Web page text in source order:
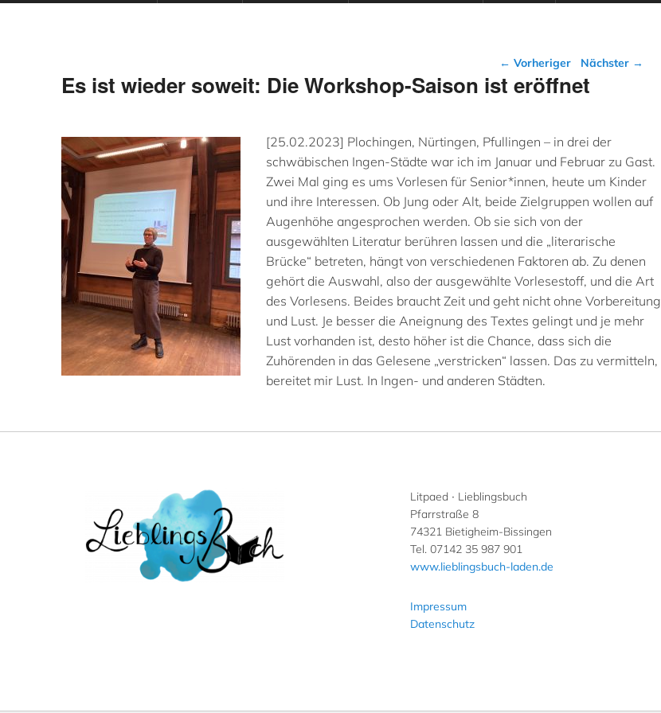
Beitragsnavigation
← Vorheriger Nächster →
Es ist wieder soweit: Die Workshop-Saison ist eröffnet
[25.02.2023] Plochingen, Nürtingen, Pfullingen – in drei der
schwäbischen Ingen-Städte war ich im Januar und Februar zu Gast.
Zwei Mal ging es ums Vorlesen für Senior*innen, heute um Kinder
und ihre Interessen. Ob Jung oder Alt, beide Zielgruppen wollen auf
Augenhöhe angesprochen werden. Ob sie sich von der
ausgewählten Literatur berühren lassen und die „literarische
Brücke“ betreten, hängt von verschiedenen Faktoren ab. Zu denen
gehört die Auswahl, also der ausgewählte Vorlesestoff, und die Art
des Vorlesens. Beides braucht Zeit und geht nicht ohne Vorbereitung
und Lust. Je besser die Aneignung des Textes gelingt und je mehr
Lust vorhanden ist, desto höher ist die Chance, dass sich die
Zuhörenden in das Gelesene „verstricken“ lassen. Das zu vermitteln,
bereitet mir Lust. In Ingen- und anderen Städten.
Litpaed ∙ Lieblingsbuch
Pfarrstraße 8
74321 Bietigheim-Bissingen
Tel. 07142 35 987 901
www.lieblingsbuch-laden.de
Impressum
Datenschutz